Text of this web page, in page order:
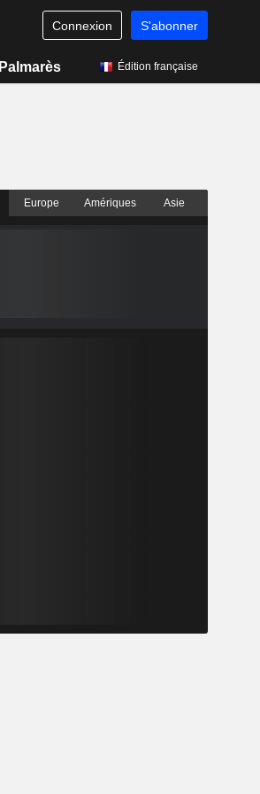
Connexion S'abonner
Palmarès Édition française
Europe Amériques Asie